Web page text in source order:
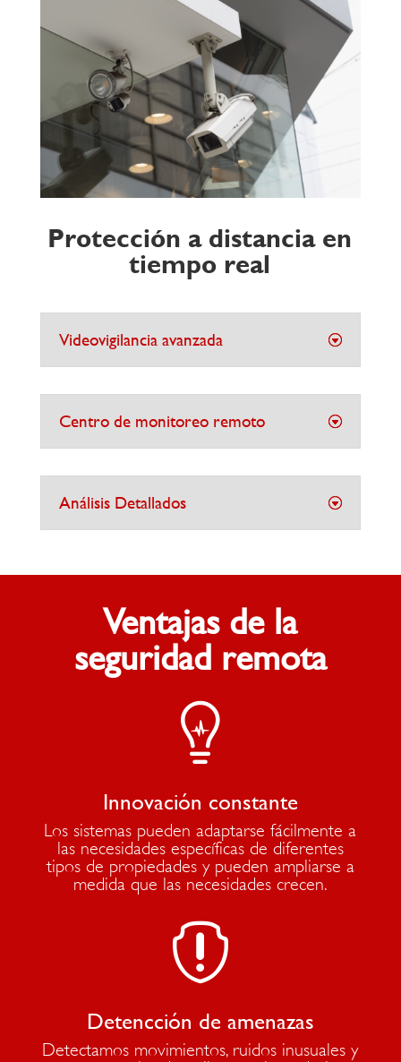
Protección a distancia en
tiempo real
Videovigilancia avanzada
Centro de monitoreo remoto
Análisis Detallados
Ventajas de la
seguridad remota

Innovación constante
Los sistemas pueden adaptarse fácilmente a
las necesidades específicas de diferentes
tipos de propiedades y pueden ampliarse a
medida que las necesidades crecen.

Detencción de amenazas
Detectamos movimientos, ruidos inusuales y